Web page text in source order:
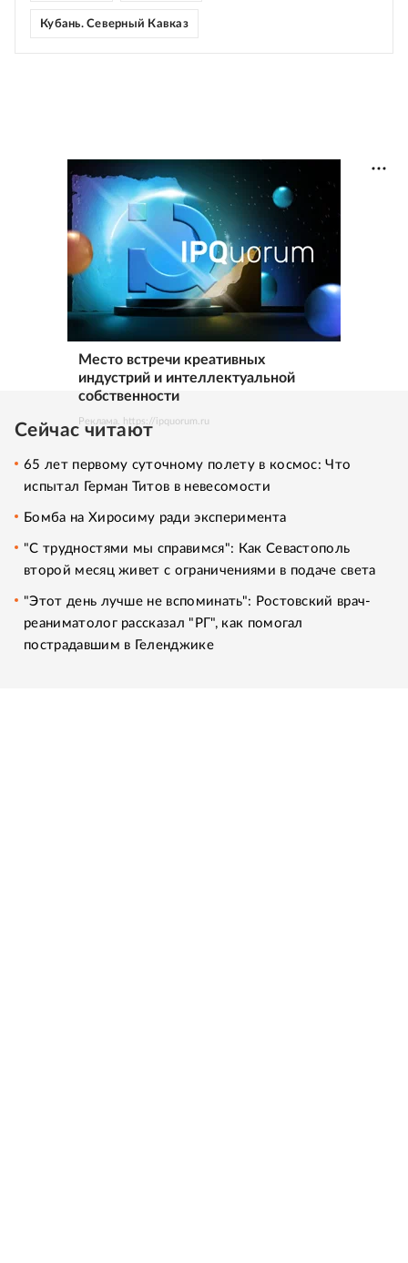
Кубань. Северный Кавказ
Место встречи креативных
индустрий и интеллектуальной
собственности
Реклама. https://ipquorum.ru
Сейчас читают
65 лет первому суточному полету в космос: Что
испытал Герман Титов в невесомости
Бомба на Хиросиму ради эксперимента
"С трудностями мы справимся": Как Севастополь
второй месяц живет с ограничениями в подаче света
"Этот день лучше не вспоминать": Ростовский врач-
реаниматолог рассказал "РГ", как помогал
пострадавшим в Геленджике